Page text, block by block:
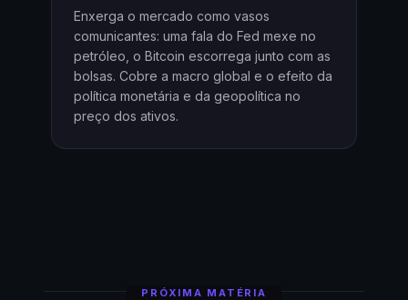
Enxerga o mercado como vasos
comunicantes: uma fala do Fed mexe no
petróleo, o Bitcoin escorrega junto com as
bolsas. Cobre a macro global e o efeito da
política monetária e da geopolítica no
preço dos ativos.
PRÓXIMA MATÉRIA